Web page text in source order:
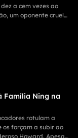
a cem vezes ao
um oponente cruel
Família Ning na
rotulam a
os forçam a subir ao
Howard. Apesar